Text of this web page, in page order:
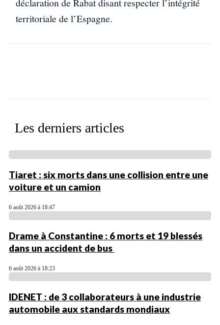
déclaration de Rabat disant respecter l’intégrité
territoriale de l’Espagne.
Les derniers articles
Tiaret : six morts dans une collision entre une
voiture et un camion
6 août 2026 à 18:47
Drame à Constantine : 6 morts et 19 blessés
dans un accident de bus
6 août 2026 à 18:23
IDENET : de 3 collaborateurs à une industrie
automobile aux standards mondiaux